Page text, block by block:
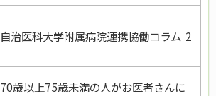
自治医科大学附属病院連携協働コラム 2
70歳以上75歳未満の人がお医者さんに